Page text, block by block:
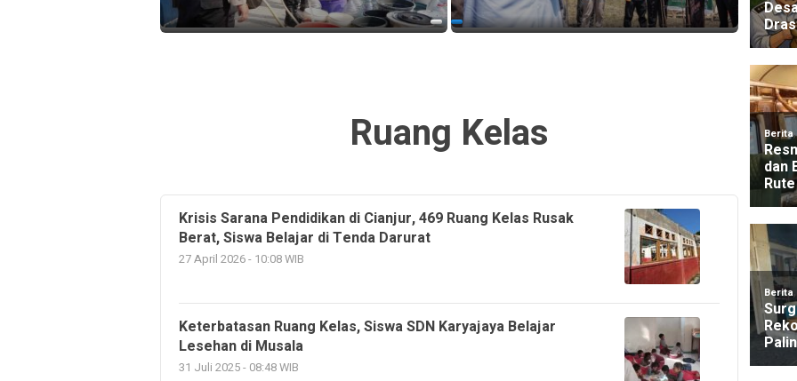
Ruang Kelas
Krisis Sarana Pendidikan di Cianjur, 469 Ruang Kelas Rusak
Berat, Siswa Belajar di Tenda Darurat
27 April 2026 - 10:08 WIB
Keterbatasan Ruang Kelas, Siswa SDN Karyajaya Belajar
Lesehan di Musala
31 Juli 2025 - 08:48 WIB